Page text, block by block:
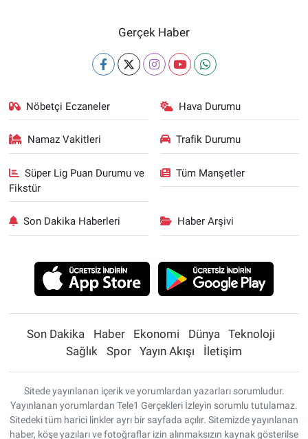
Gerçek Haber
Nöbetçi Eczaneler Hava Durumu
Namaz Vakitleri Trafik Durumu
Süper Lig Puan Durumu ve
Fikstür
Tüm Manşetler
Son Dakika Haberleri Haber Arşivi
Son Dakika Haber Ekonomi Dünya
Teknoloji
Sağlık
Spor Yayın Akışı İletişim
Sitede yayınlanan içerik ve yorumlardan yazarları sorumludur.
Yayınlanan yorumlardan Tele1 Gerçekleri İzleyin sorumlu tutulamaz.
Sitedeki tüm harici linkler ayrı bir sayfada açılır. Sitemizde yayınlanan
haber, köşe yazıları ve fotoğraflar izin alınmaksızın kaynak gösterilse